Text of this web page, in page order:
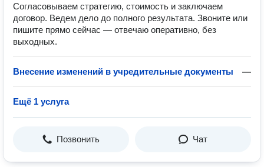
Согласовываем стратегию, стоимость и заключаем
договор. Ведем дело до полного результата. Звоните или
пишите прямо сейчас — отвечаю оперативно, без
выходных.
Внесение изменений в учредительные документы —
Ещё 1 услуга
Позвонить Чат